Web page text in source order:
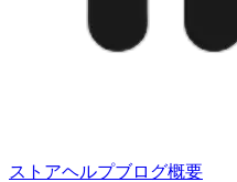
ストアヘルプブログ概要